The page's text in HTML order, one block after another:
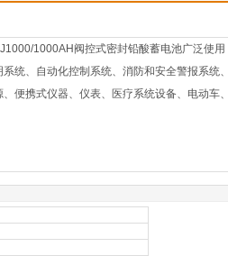
1000AH阀控式密封铅酸蓄电池广泛使用
统、自动化控制系统、消防和安全警报系统、
便携式仪器、仪表、医疗系统设备、电动车、